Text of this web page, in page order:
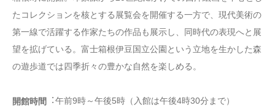
たコレクションを核とする展覧会を開催する一方で、現代美術の
第一線で活躍する作家たちの作品も展示し、同時代の表現へと展
望を拡げている。富士箱根伊豆国立公園という立地を生かした森
の遊歩道では四季折々の豊かな自然を楽しめる。
開館時間
︓午前9時～午後5時（入館は午後4時30分まで）